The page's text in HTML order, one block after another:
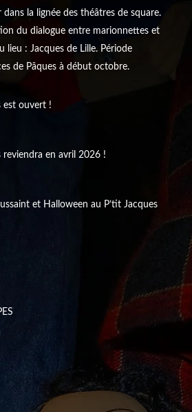
dans la lignée des théâtres de square.
du dialogue entre marionnettes et
lieu : Jacques de Lille. Période
de Pâques à début octobre.
est ouvert !
reviendra en avril 2026 !
et Halloween au P’tit Jacques